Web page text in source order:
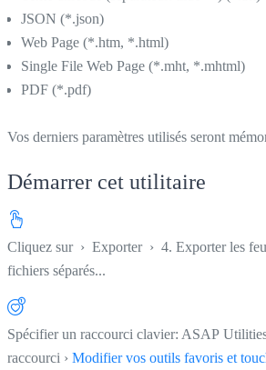
JSON (*.json)
Web Page (*.htm, *.html)
Single File Web Page (*.mht, *.mhtml)
PDF (*.pdf)
Vos derniers paramètres utilisés seront
Démarrer cet utilitaire
Cliquez sur › Exporter› 4. Exporter les
fichiers séparés...
Spécifier un raccourci clavier: ASAP
raccourci › Modifier vos outils favoris et